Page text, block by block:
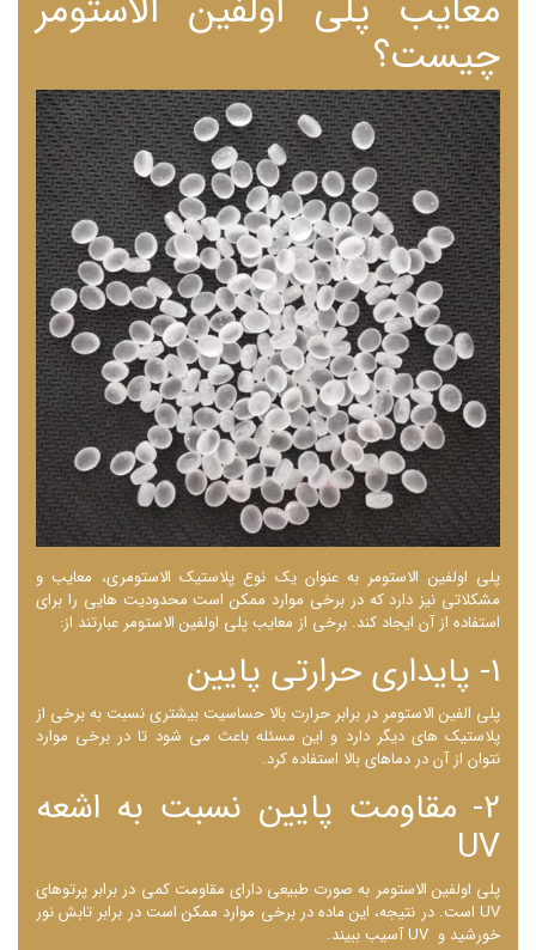
چیست؟
پلی اولفین الاستومر به عنوان یک نوع پلاستیک الاستومری، معایب و
مشکلاتی نیز دارد که در برخی موارد ممکن است محدودیت ‌هایی را برای
استفاده از آن ایجاد کند. برخی از معایب پلی اولفین الاستومر عبارتند از:
1- پایداری حرارتی پایین
پلی الفین الاستومر در برابر حرارت بالا حساسیت بیشتری نسبت به برخی از
پلاستیک ‌های دیگر دارد و این مسئله باعث می ‌شود تا در برخی موارد
نتوان از آن در دماهای بالا استفاده کرد.
2- مقاومت پایین نسبت به اشعه
UV
پلی اولفین الاستومر به صورت طبیعی دارای مقاومت کمی در برابر پرتوهای
UV است. در نتیجه، این ماده در برخی موارد ممکن است در برابر تابش نور
خورشید و UV آسیب ببیند.